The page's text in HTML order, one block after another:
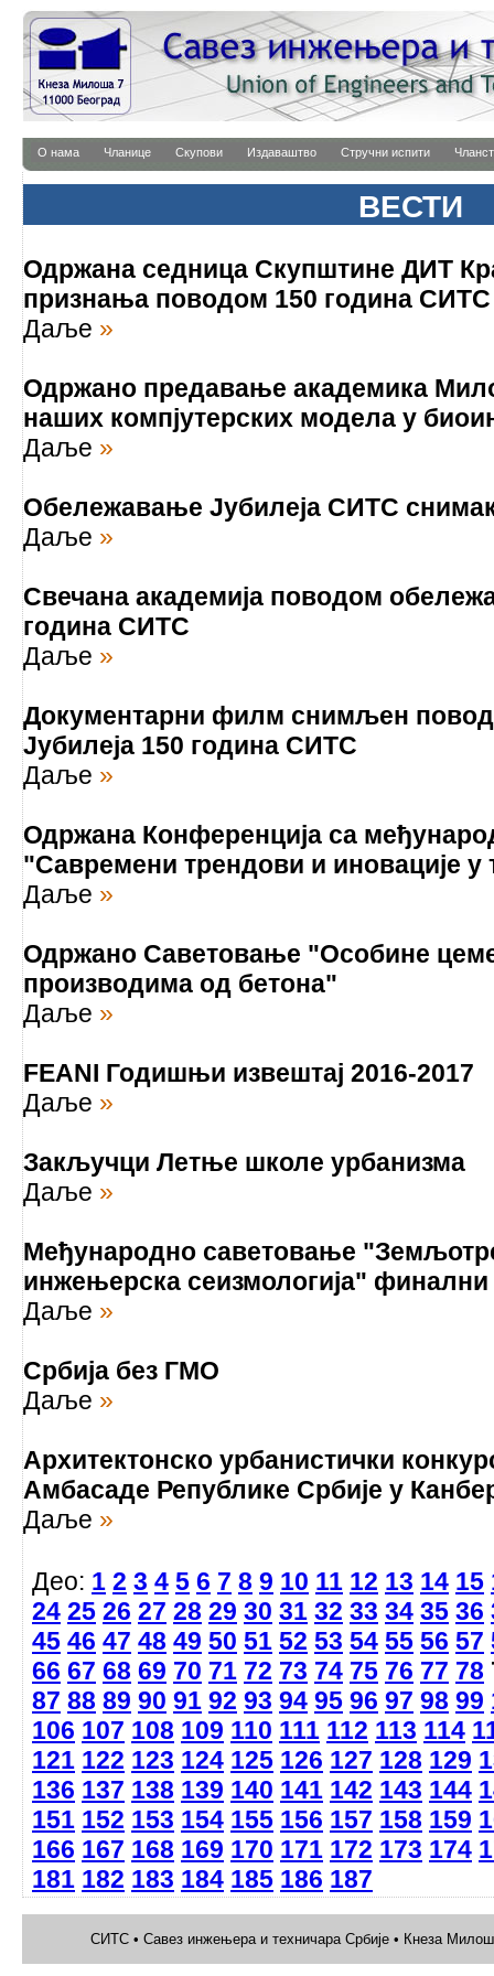
О нама Чланице Скупови Издаваштво Стручни испити
ВЕСТИ
Одржана седница Скупштине ДИТ
признања поводом 150 година СИТС
Даље »
Одржано предавање академика
наших компјутерских модела у
Даље »
Обележавање Јубилеја СИТС
Даље »
Свечана академија поводом
година СИТС
Даље »
Документарни филм снимљен
Јубилеја 150 година СИТС
Даље »
Одржана Конференција са
"Савремени трендови и иновације у
Даље »
Одржано Саветовање "Особине
производима од бетона"
Даље »
FEANI Годишњи извештај 2016-2017
Даље »
Закључци Летње школе урбанизма
Даље »
Међународно саветовање
инжењерска сеизмологија"
Даље »
Србија без ГМО
Даље »
Архитектонско урбанистички
Амбасаде Републике Србије у
Даље »
Део: 1 2 3 4 5 6 7 8 9 10 11 12 13 14 15
24 25 26 27 28 29 30 31 32 33 34 35 36
45 46 47 48 49 50 51 52 53 54 55 56 57
66 67 68 69 70 71 72 73 74 75 76 77 78
87 88 89 90 91 92 93 94 95 96 97 98 99
106 107 108 109 110 111 112 113 114
121 122 123 124 125 126 127 128 129
136 137 138 139 140 141 142 143 144
151 152 153 154 155 156 157 158 159
166 167 168 169 170 171 172 173 174
181 182 183 184 185 186 187
СИТС • Савез инжењера и техничара Србије • Кнеза